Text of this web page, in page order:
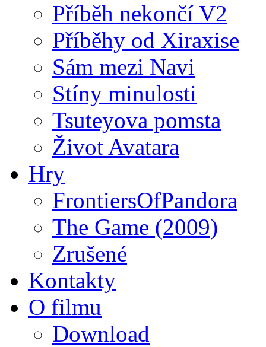
Příběh nekončí V2
Příběhy od Xiraxise
Sám mezi Navi
Stíny minulosti
Tsuteyova pomsta
Život Avatara
Hry
FrontiersOfPandora
The Game (2009)
Zrušené
Kontakty
O filmu
Download